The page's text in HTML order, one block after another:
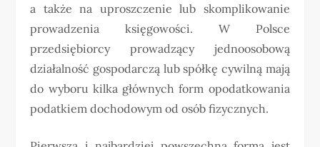
a także na uproszczenie lub skomplikowanie
prowadzenia księgowości. W Polsce
przedsiębiorcy prowadzący jednoosobową
działalność gospodarczą lub spółkę cywilną mają
do wyboru kilka głównych form opodatkowania
podatkiem dochodowym od osób fizycznych.